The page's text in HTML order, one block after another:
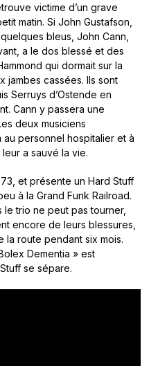
victime d’un grave
matin. Si John Gustafson,
bleus, John Cann,
a le dos blessé et des
qui dormait sur la
jambes cassées. Ils sont
Serruys d’Ostende en
Cann y passera une
deux musiciens
personnel hospitalier et à
a sauvé la vie.
et présente un Hard Stuff
à la Grand Funk Railroad.
le trio ne peut pas tourner,
encore de leurs blessures,
route pendant six mois.
Dementia » est
se sépare.